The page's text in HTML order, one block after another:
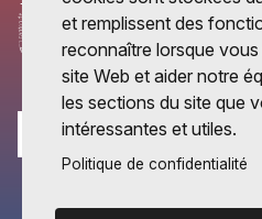
et remplissent des
reconnaître lorsque
site Web et aider notre
les sections du site que
intéressantes et utiles.
Politique de confidentialité